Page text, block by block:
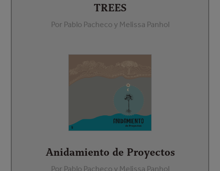
TREES
Por Pablo Pacheco y Melissa Panhol
Anidamiento de Proyectos
Por Pablo Pacheco y Melissa Panhol